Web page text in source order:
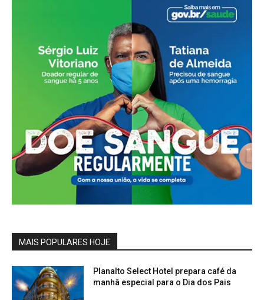
MAIS POPULARES HOJE
Planalto Select Hotel prepara café da
manhã especial para o Dia dos Pais